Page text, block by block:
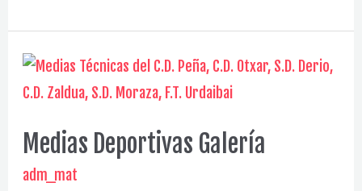
Galería
Medias Deportivas Galería
adm_mat